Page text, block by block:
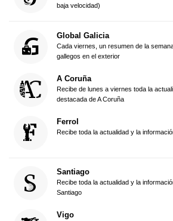
baja velocidad)
Global Galicia
Cada viernes, un resumen de la
gallegos en el exterior
A Coruña
Recibe de lunes a viernes toda la
destacada de A Coruña
Ferrol
Recibe toda la actualidad y la
Santiago
Recibe toda la actualidad y la
Santiago
Vigo